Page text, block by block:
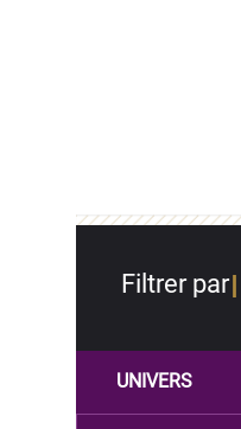
Filtrer par
UNIVERS